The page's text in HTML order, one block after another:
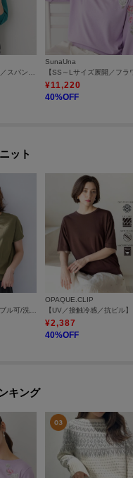
SunaUna
¥11,220
40%OFF
ット
【9色展開/アンサンブル可/洗える】コットンベーシックニット
OPAQUE.CLIP
¥2,387
40%OFF
キング